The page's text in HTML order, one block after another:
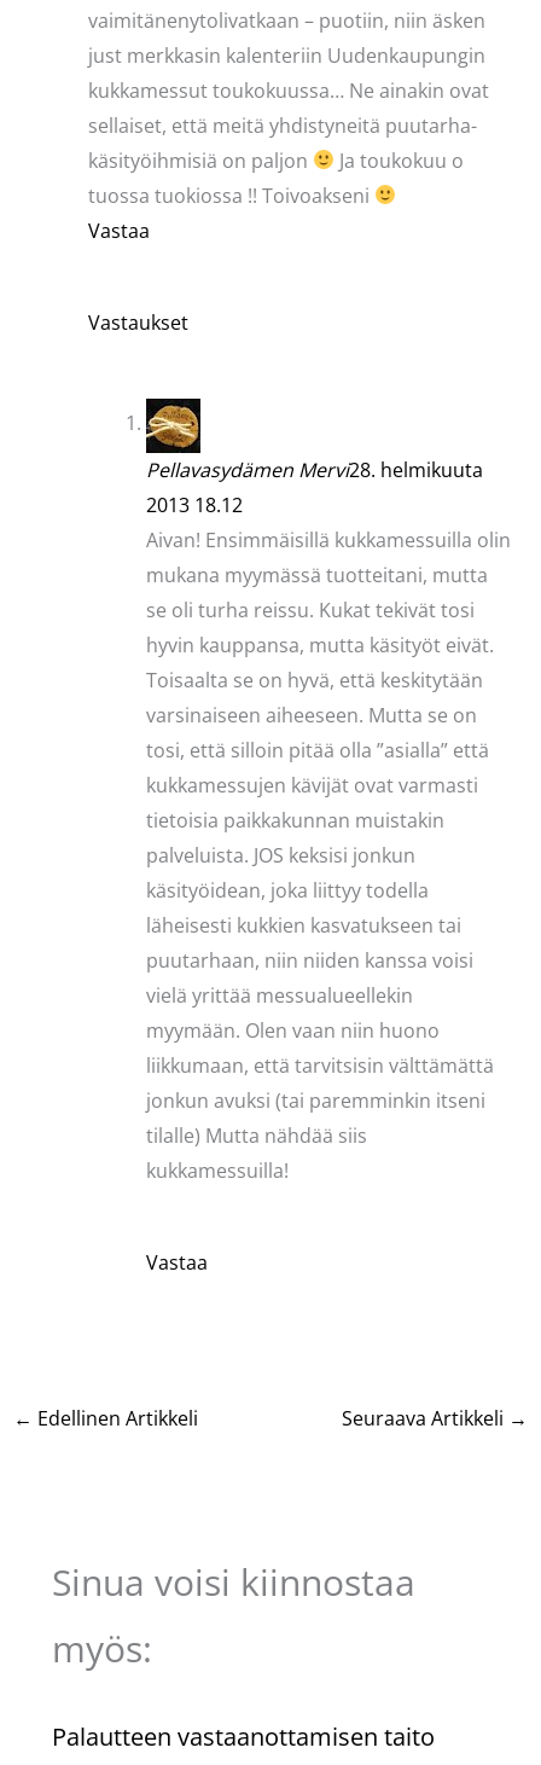
vaimitänenytolivatkaan – puotiin, niin äsken
just merkkasin kalenteriin Uudenkaupungin
kukkamessut toukokuussa… Ne ainakin ovat
sellaiset, että meitä yhdistyneitä puutarha-
käsityöihmisiä on paljon
Ja toukokuu o
tuossa tuokiossa !! Toivoakseni
Vastaa
Vastaukset
Pellavasydämen Mervi28. helmikuuta
2013 18.12
Aivan! Ensimmäisillä kukkamessuilla olin
mukana myymässä tuotteitani, mutta
se oli turha reissu. Kukat tekivät tosi
hyvin kauppansa, mutta käsityöt eivät.
Toisaalta se on hyvä, että keskitytään
varsinaiseen aiheeseen. Mutta se on
tosi, että silloin pitää olla ”asialla” että
kukkamessujen kävijät ovat varmasti
tietoisia paikkakunnan muistakin
palveluista. JOS keksisi jonkun
käsityöidean, joka liittyy todella
läheisesti kukkien kasvatukseen tai
puutarhaan, niin niiden kanssa voisi
vielä yrittää messualueellekin
myymään. Olen vaan niin huono
liikkumaan, että tarvitsisin välttämättä
jonkun avuksi (tai paremminkin itseni
tilalle) Mutta nähdää siis
kukkamessuilla!
Vastaa
← Edellinen Artikkeli Seuraava Artikkeli →
Sinua voisi kiinnostaa
myös:
Palautteen vastaanottamisen taito